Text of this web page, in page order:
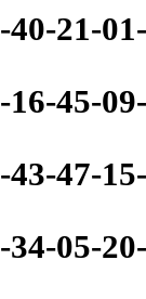
-40-21-
-16-45-
-43-47-
-34-05-